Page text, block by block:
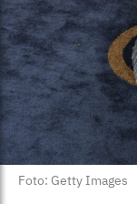
Foto: Getty Images